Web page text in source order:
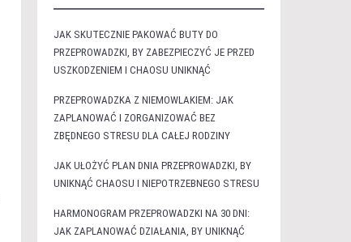
JAK SKUTECZNIE PAKOWAĆ BUTY DO
PRZEPROWADZKI, BY ZABEZPIECZYĆ JE PRZED
USZKODZENIEM I CHAOSU UNIKNĄĆ
PRZEPROWADZKA Z NIEMOWLAKIEM: JAK
ZAPLANOWAĆ I ZORGANIZOWAĆ BEZ
ZBĘDNEGO STRESU DLA CAŁEJ RODZINY
JAK UŁOŻYĆ PLAN DNIA PRZEPROWADZKI, BY
UNIKNĄĆ CHAOSU I NIEPOTRZEBNEGO STRESU
HARMONOGRAM PRZEPROWADZKI NA 30 DNI:
JAK ZAPLANOWAĆ DZIAŁANIA, BY UNIKNĄĆ